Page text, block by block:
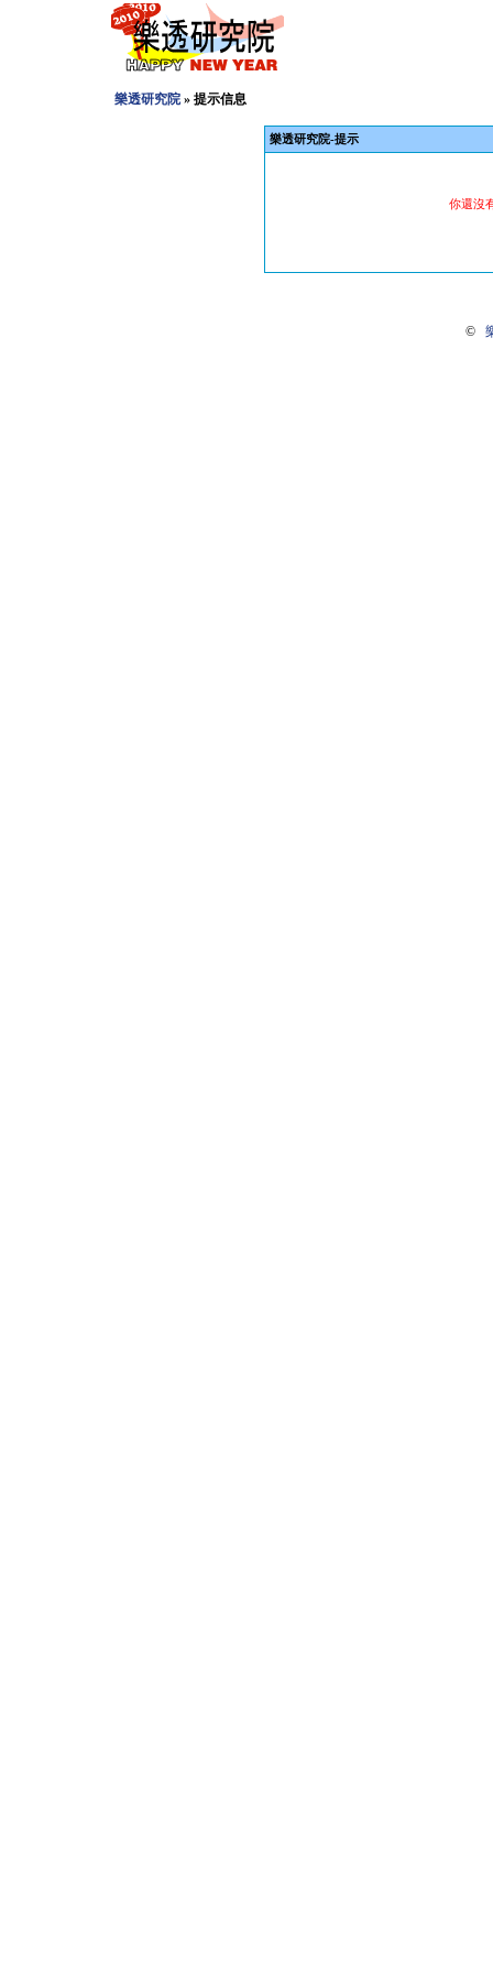
樂透研究院» 提示信息
樂透研究院-提示
你還沒
©